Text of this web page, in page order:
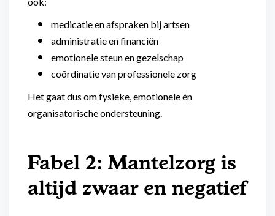
medicatie en afspraken bij artsen
administratie en financiën
emotionele steun en gezelschap
coördinatie van professionele zorg
Het gaat dus om fysieke, emotionele én
organisatorische ondersteuning.
Fabel 2: Mantelzorg is
altijd zwaar en negatief